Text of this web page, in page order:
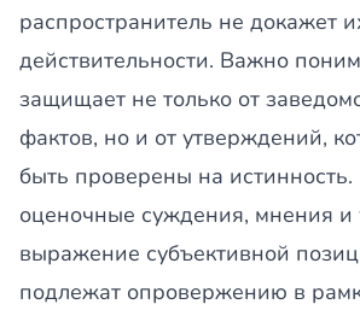
распространитель не докажет
действительности. Важно
защищает не только от
фактов, но и от утверждений,
быть проверены на
оценочные суждения, мнения и
выражение субъективной
подлежат опровержению в